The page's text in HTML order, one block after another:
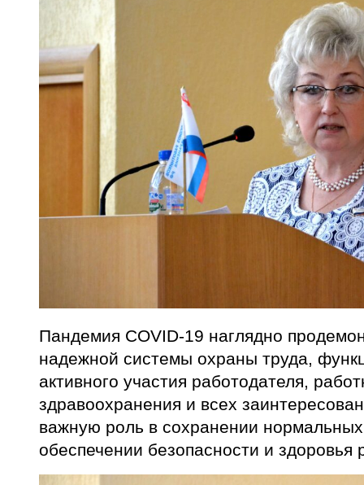
Пандемия COVID-19 наглядно
надежной системы охраны труда,
активного участия работодателя,
здравоохранения и всех
важную роль в сохранении
обеспечении безопасности и здоровья